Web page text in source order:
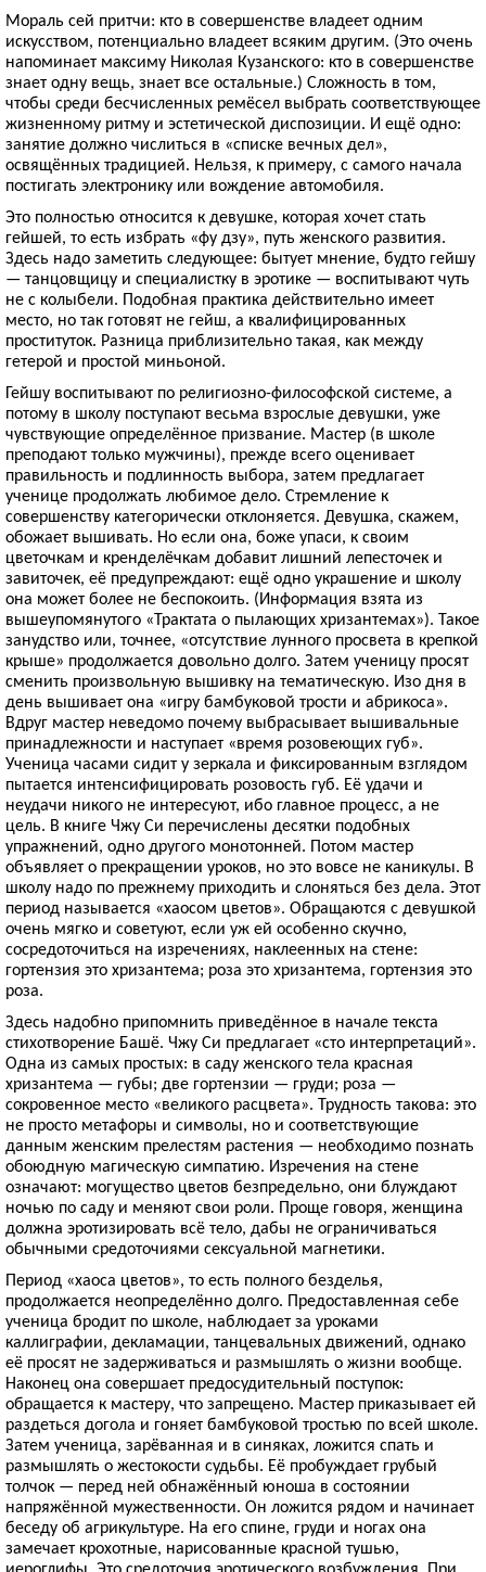
Мораль сей притчи: кто в совершенстве владеет одним
искусством, потенциально владеет всяким другим. (Это очень
напоминает максиму Николая Кузанского: кто в совершенстве
знает одну вещь, знает все остальные.) Сложность в том,
чтобы среди бесчисленных ремёсел выбрать соответствующее
жизненному ритму и эстетической диспозиции. И ещё одно:
занятие должно числиться в «списке вечных дел»,
освящённых традицией. Нельзя, к примеру, с самого начала
постигать электронику или вождение автомобиля.
Это полностью относится к девушке, которая хочет стать
гейшей, то есть избрать «фу дзу», путь женского развития.
Здесь надо заметить следующее: бытует мнение, будто гейшу
— танцовщицу и специалистку в эротике — воспитывают чуть
не с колыбели. Подобная практика действительно имеет
место, но так готовят не гейш, а квалифицированных
проституток. Разница приблизительно такая, как между
гетерой и простой миньоной.
Гейшу воспитывают по религиозно-философской системе, а
потому в школу поступают весьма взрослые девушки, уже
чувствующие определённое призвание. Мастер (в школе
преподают только мужчины), прежде всего оценивает
правильность и подлинность выбора, затем предлагает
ученице продолжать любимое дело. Стремление к
совершенству категорически отклоняется. Девушка, скажем,
обожает вышивать. Но если она, боже упаси, к своим
цветочкам и кренделёчкам добавит лишний лепесточек и
завиточек, её предупреждают: ещё одно украшение и школу
она может более не беспокоить. (Информация взята из
вышеупомянутого «Трактата о пылающих хризантемах»). Такое
занудство или, точнее, «отсутствие лунного просвета в крепкой
крыше» продолжается довольно долго. Затем ученицу просят
сменить произвольную вышивку на тематическую. Изо дня в
день вышивает она «игру бамбуковой трости и абрикоса».
Вдруг мастер неведомо почему выбрасывает вышивальные
принадлежности и наступает «время розовеющих губ».
Ученица часами сидит у зеркала и фиксированным взглядом
пытается интенсифицировать розовость губ. Её удачи и
неудачи никого не интересуют, ибо главное процесс, а не
цель. В книге Чжу Си перечислены десятки подобных
упражнений, одно другого монотонней. Потом мастер
объявляет о прекращении уроков, но это вовсе не каникулы. В
школу надо по прежнему приходить и слоняться без дела. Этот
период называется «хаосом цветов». Обращаются с девушкой
очень мягко и советуют, если уж ей особенно скучно,
сосредоточиться на изречениях, наклеенных на стене:
гортензия это хризантема; роза это хризантема, гортензия это
роза.
Здесь надобно припомнить приведённое в начале текста
стихотворение Башё. Чжу Си предлагает «сто интерпретаций».
Одна из самых простых: в саду женского тела красная
хризантема — губы; две гортензии — груди; роза —
сокровенное место «великого расцвета». Трудность такова: это
не просто метафоры и символы, но и соответствующие
данным женским прелестям растения — необходимо познать
обоюдную магическую симпатию. Изречения на стене
означают: могущество цветов безпредельно, они блуждают
ночью по саду и меняют свои роли. Проще говоря, женщина
должна эротизировать всё тело, дабы не ограничиваться
обычными средоточиями сексуальной магнетики.
Период «хаоса цветов», то есть полного безделья,
продолжается неопределённо долго. Предоставленная себе
ученица бродит по школе, наблюдает за уроками
каллиграфии, декламации, танцевальных движений, однако
её просят не задерживаться и размышлять о жизни вообще.
Наконец она совершает предосудительный поступок:
обращается к мастеру, что запрещено. Мастер приказывает ей
раздеться догола и гоняет бамбуковой тростью по всей школе.
Затем ученица, зарёванная и в синяках, ложится спать и
размышлять о жестокости судьбы. Её пробуждает грубый
толчок — перед ней обнажённый юноша в состоянии
напряжённой мужественности. Он ложится рядом и начинает
беседу об агрикультуре. На его спине, груди и ногах она
замечает крохотные, нарисованные красной тушью,